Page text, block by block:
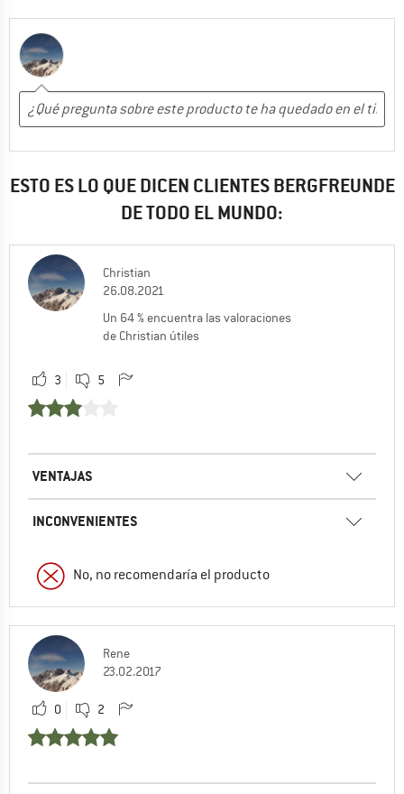
ESTO ES LO QUE DICEN CLIENTES BERGFREUNDE
DE TODO EL MUNDO:
Christian
26.08.2021
Un 64 % encuentra las valoraciones
de Christian útiles
3 5
VENTAJAS
INCONVENIENTES
No, no recomendaría el producto
Rene
23.02.2017
0 2